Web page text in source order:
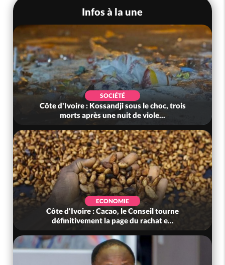
Infos à la une
SOCIÉTÉ
Côte d'Ivoire : Kossandji sous le choc, trois
morts après une nuit de viole...
ECONOMIE
Côte d'Ivoire : Cacao, le Conseil tourne
définitivement la page du rachat e...